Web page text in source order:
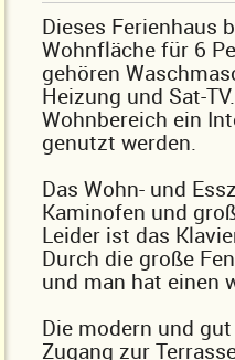
Dieses Ferienhaus
Wohnfläche für 6
gehören
Heizung und Sat-
Wohnbereich ein
genutzt werden.
Das Wohn- und
Kaminofen und
Leider ist das
Durch die große
und man hat einen
Die modern und
Zugang zur